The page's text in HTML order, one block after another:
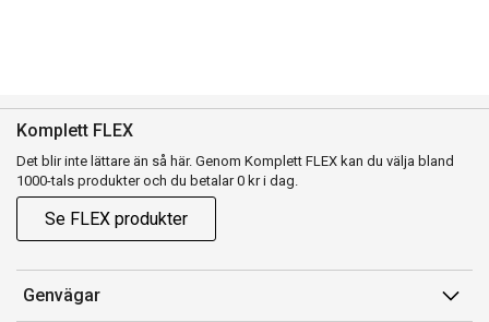
Komplett FLEX
Det blir inte lättare än så här. Genom Komplett FLEX kan du välja bland
1000-tals produkter och du betalar 0 kr i dag.
Se FLEX produkter
Genvägar